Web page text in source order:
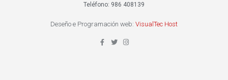
Teléfono: 986 408139
Deseño e Programación web: VisualTec Host